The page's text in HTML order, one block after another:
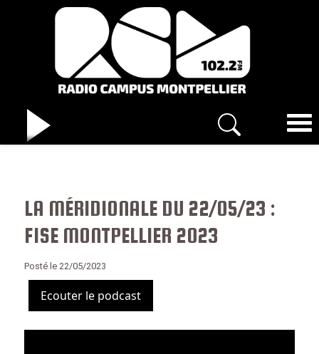
LA MÉRIDIONALE DU 22/05/23 :
FISE MONTPELLIER 2023
Posté le 22/05/2023
Ecouter le podcast